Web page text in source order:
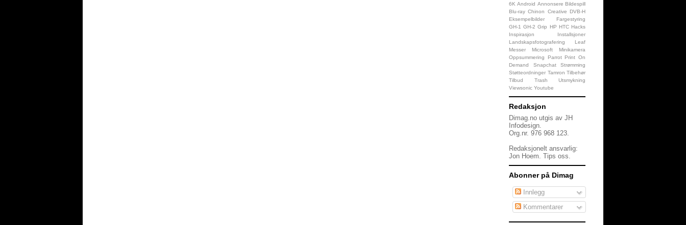
6K Android Annonsere Bildespill
Blu-ray Chinon Creative
DVB-H
Eksempelbilder
Fargestyring
GH-1 GH-2 Grip HP HTC Hacks
Inspirasjon
Installsjoner
Landskapsfotografering
Leaf
Messer
Microsoft
Minikamera
Oppsummering
Parrot Print On
Demand
Snapchat
Strømming
Støtteordninger Tamron Tilbehør
Tilbud
Trash
Utsmykning
Viewsonic Youtube
Redaksjon
Dimag.no utgis av JH
Infodesign.
Org.nr. 976 968 123.
Redaksjonelt ansvarlig:
Jon Hoem. Tips oss.
Abonner på Dimag
Innlegg
Kommentarer